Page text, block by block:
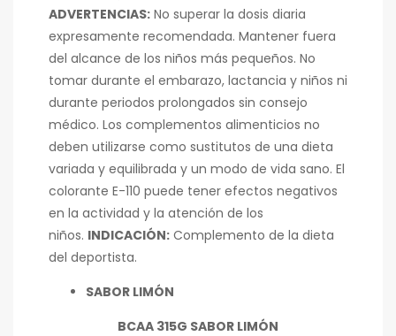
ADVERTENCIAS: No superar la dosis diaria
expresamente recomendada. Mantener fuera
del alcance de los niños más pequeños. No
tomar durante el embarazo, lactancia y niños ni
durante periodos prolongados sin consejo
médico. Los complementos alimenticios no
deben utilizarse como sustitutos de una dieta
variada y equilibrada y un modo de vida sano. El
colorante E-110 puede tener efectos negativos
en la actividad y la atención de los
niños. INDICACIÓN: Complemento de la dieta
del deportista.
SABOR LIMÓN
BCAA 315G SABOR LIMÓN